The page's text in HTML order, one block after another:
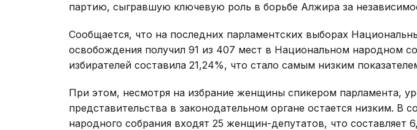
партию, сыгравшую ключевую роль в борьбе Алжира за
Сообщается, что на последних парламентских выборах
освобождения получил 91 из 407 мест в Национальном народном
избирателей составила 21,24%, что стало самым низким
При этом, несмотря на избрание женщины спикером парламента,
представительства в законодательном органе остается низким. В
народного собрания входят 25 женщин-депутатов, что составляет